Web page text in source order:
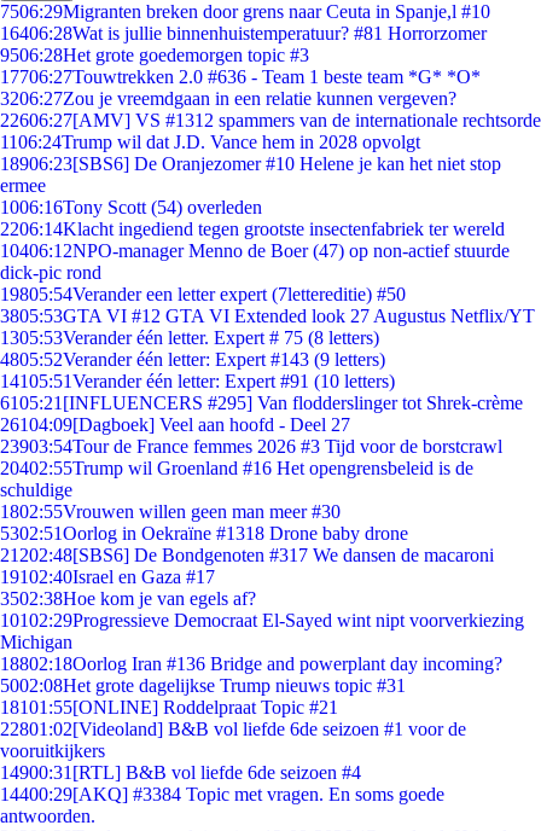
7506:29Migranten breken door grens naar Ceuta in Spanje,l #10
16406:28Wat is jullie binnenhuistemperatuur? #81 Horrorzomer
9506:28Het grote goedemorgen topic #3
17706:27Touwtrekken 2.0 #636 - Team 1 beste team *G* *O*
3206:27Zou je vreemdgaan in een relatie kunnen vergeven?
22606:27[AMV] VS #1312 spammers van de internationale rechtsorde
1106:24Trump wil dat J.D. Vance hem in 2028 opvolgt
18906:23[SBS6] De Oranjezomer #10 Helene je kan het niet stop
ermee
1006:16Tony Scott (54) overleden
2206:14Klacht ingediend tegen grootste insectenfabriek ter wereld
10406:12NPO-manager Menno de Boer (47) op non-actief stuurde
dick-pic rond
19805:54Verander een letter expert (7lettereditie) #50
3805:53GTA VI #12 GTA VI Extended look 27 Augustus Netflix/YT
1305:53Verander één letter. Expert # 75 (8 letters)
4805:52Verander één letter: Expert #143 (9 letters)
14105:51Verander één letter: Expert #91 (10 letters)
6105:21 [INFLUENCERS #295] Van flodderslinger tot Shrek-crème
26104:09[Dagboek] Veel aan hoofd - Deel 27
23903:54Tour de France femmes 2026 #3 Tijd voor de borstcrawl
20402:55Trump wil Groenland #16 Het opengrensbeleid is de
schuldige
1802:55Vrouwen willen geen man meer #30
5302:51Oorlog in Oekraïne #1318 Drone baby drone
21202:48[SBS6] De Bondgenoten #317 We dansen de macaroni
19102:40Israel en Gaza #17
3502:38Hoe kom je van egels af?
10102:29Progressieve Democraat El-Sayed wint nipt voorverkiezing
Michigan
18802:18Oorlog Iran #136 Bridge and powerplant day incoming?
5002:08Het grote dagelijkse Trump nieuws topic #31
18101:55[ONLINE] Roddelpraat Topic #21
22801:02[Videoland] B&B vol liefde 6de seizoen #1 voor de
vooruitkijkers
14900:31 [RTL] B&B vol liefde 6de seizoen #4
14400:29[AKQ] #3384 Topic met vragen. En soms goede
antwoorden.